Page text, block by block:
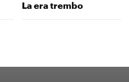
La era trembo